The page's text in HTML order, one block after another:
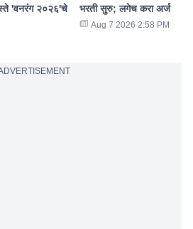
'वनरंग २०२६'चे
भरती सुरु; लगेच करा अर्ज
Aug 7 2026 2:58 PM